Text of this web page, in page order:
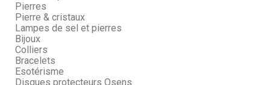
Pierres
Pierre & cristaux
Lampes de sel et pierres
Bijoux
Colliers
Bracelets
Esotérisme
Disques protecteurs Osens